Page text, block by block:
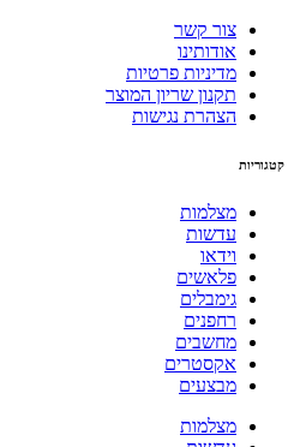
צור קשר
אודותינו
מדיניות פרטיות
תקנון שריון המוצר
הצהרת נגישות
קטגוריות
מצלמות
עדשות
וידאו
פלאשים
גימבלים
רחפנים
מחשבים
אקסטרים
מבצעים
מצלמות